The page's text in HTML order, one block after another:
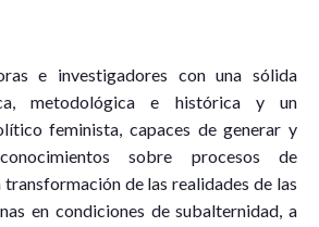
e investigadores con una sólida
metodológica e histórica y un
feminista, capaces de generar y
sobre procesos de
de las realidades de las
en condiciones de subalternidad, a